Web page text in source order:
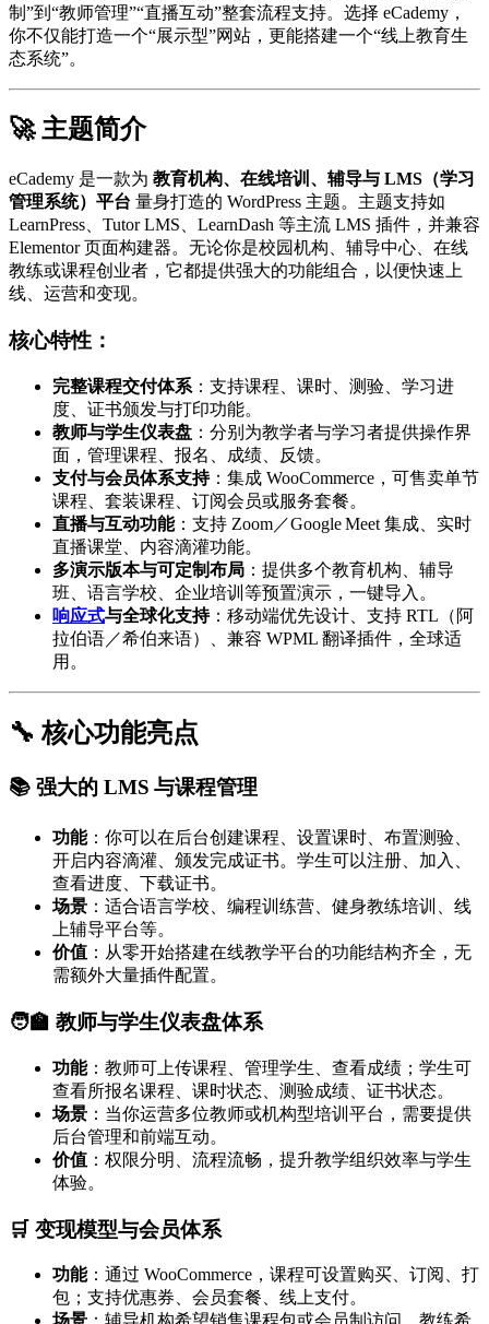
制”到“教师管理”“直播互动”整套流程支持。选择 eCademy，
你不仅能打造一个“展示型”网站，更能搭建一个“线上教育生
态系统”。
🚀 主题简介
eCademy 是一款为 教育机构、在线培训、辅导与 LMS（学习
管理系统）平台 量身打造的 WordPress 主题。主题支持如
LearnPress、Tutor LMS、LearnDash 等主流 LMS 插件，并兼容
Elementor 页面构建器。无论你是校园机构、辅导中心、在线
教练或课程创业者，它都提供强大的功能组合，以便快速上
线、运营和变现。
核心特性：
完整课程交付体系 ：支持课程、课时、测验、学习进
度、证书颁发与打印功能。
教师与学生仪表盘 ：分别为教学者与学习者提供操作界
面，管理课程、报名、成绩、反馈。
支付与会员体系支持：集成 WooCommerce，可售卖单节
课程、套装课程、订阅会员或服务套餐。
直播与互动功能：支持 Zoom／Google Meet 集成、实时
直播课堂、内容滴灌功能。
多演示版本与可定制布局 ：提供多个教育机构、辅导
班、语言学校、企业培训等预置演示，一键导入。
响应式与全球化支持：移动端优先设计、支持 RTL（阿
拉伯语／希伯来语）、兼容 WPML 翻译插件，全球适
用。
🔧 核心功能亮点
📚 强大的 LMS 与课程管理
功能：你可以在后台创建课程、设置课时、布置测验、
开启内容滴灌、颁发完成证书。学生可以注册、加入、
查看进度、下载证书。
场景 ：适合语言学校、编程训练营、健身教练培训、线
上辅导平台等。
价值 ：从零开始搭建在线教学平台的功能结构齐全，无
需额外大量插件配置。
🧑‍🏫 教师与学生仪表盘体系
功能：教师可上传课程、管理学生、查看成绩；学生可
查看所报名课程、课时状态、测验成绩、证书状态。
场景 ：当你运营多位教师或机构型培训平台，需要提供
后台管理和前端互动。
价值 ：权限分明、流程流畅，提升教学组织效率与学生
体验。
🛒 变现模型与会员体系
功能：通过 WooCommerce，课程可设置购买、订阅、打
包；支持优惠券、会员套餐、线上支付。